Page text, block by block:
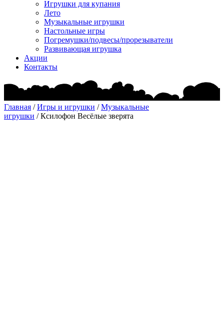
Игрушки для купания
Лето
Музыкальные игрушки
Настольные игры
Погремушки/подвесы/прорезыватели
Развивающая игрушка
Акции
Контакты
Главная /Игры и игрушки /Музыкальные
игрушки / Ксилофон Весёлые зверята